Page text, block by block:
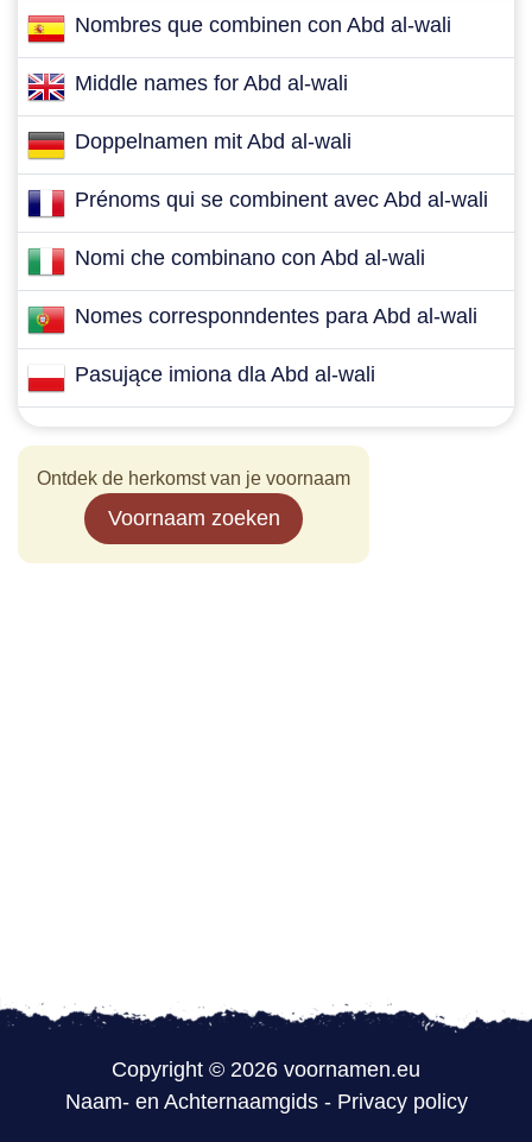
Nombres que combinen con Abd al-wali
Middle names for Abd al-wali
Doppelnamen mit Abd al-wali
Prénoms qui se combinent avec Abd al-wali
Nomi che combinano con Abd al-wali
Nomes corresponndentes para Abd al-wali
Pasujące imiona dla Abd al-wali
Ontdek de herkomst van je voornaam
Voornaam zoeken
Copyright © 2026 voornamen.eu
Naam- en Achternaamgids- Privacy policy